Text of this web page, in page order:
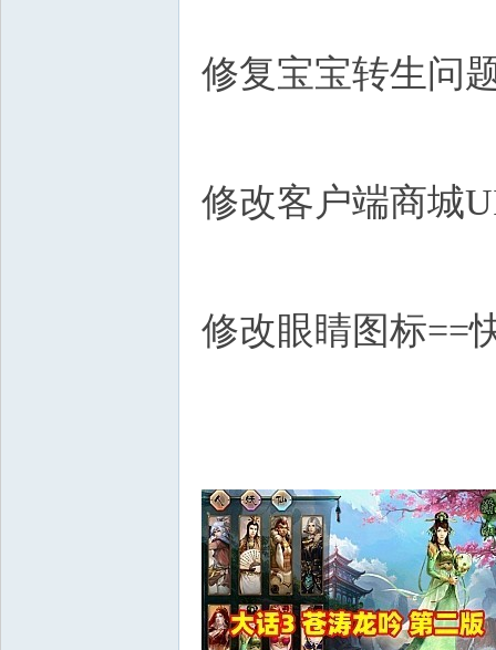
修复宝宝转生问
修改客户端商城
修改眼睛图标==